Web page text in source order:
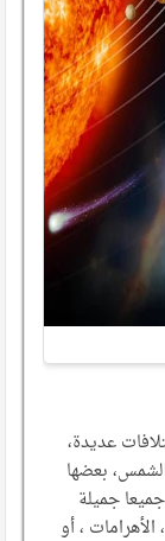
عديدة،
بعضها
جميلة
، أو